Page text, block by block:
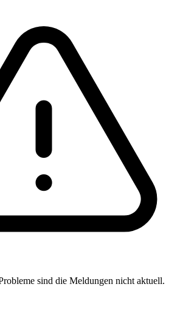
sind die Meldungen nicht aktuell.